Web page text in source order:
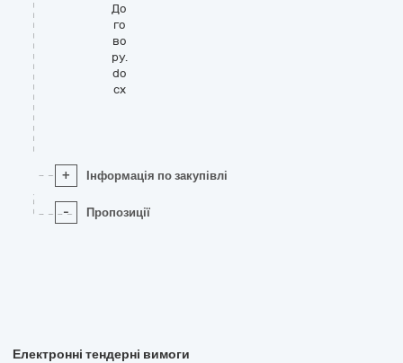
До
го
во
ру.
do
cx
+ Інформація по закупівлі
- Пропозиції
Електронні тендерні вимоги